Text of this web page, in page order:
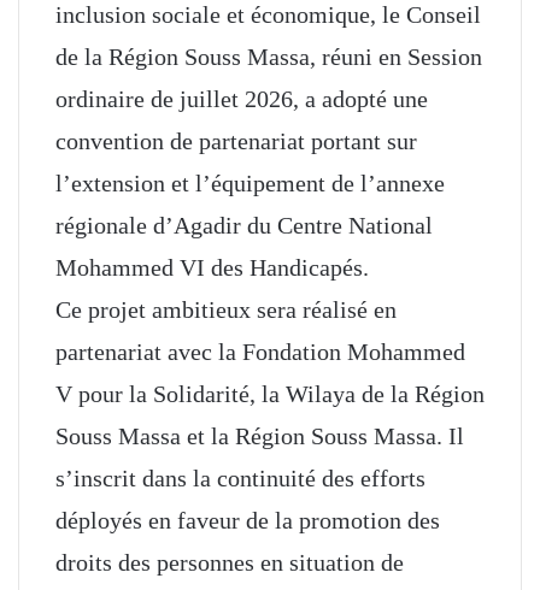
inclusion sociale et économique, le Conseil
de la Région Souss Massa, réuni en Session
ordinaire de juillet 2026, a adopté une
convention de partenariat portant sur
l’extension et l’équipement de l’annexe
régionale d’Agadir du Centre National
Mohammed VI des Handicapés.
Ce projet ambitieux sera réalisé en
partenariat avec la Fondation Mohammed
V pour la Solidarité, la Wilaya de la Région
Souss Massa et la Région Souss Massa. Il
s’inscrit dans la continuité des efforts
déployés en faveur de la promotion des
droits des personnes en situation de